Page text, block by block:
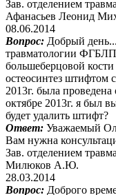
Зав. отделением
Афанасьев Леонид
08.06.2014
Вопрос: Добрый
травматологии
большеберцовой
остеосинтез штифтом
2013г. была
октябре 2013г. я был
будет удалить штифт?
Ответ: Уважаемый
Вам нужна
Зав. отделением
Милюков А.Ю.
28.03.2014
Вопрос: Доброго